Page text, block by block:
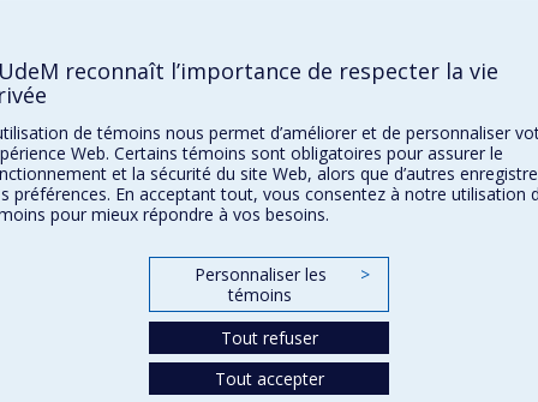
reconnaît l’importance de respecter la vie
de témoins nous permet d’améliorer et de personnaliser
Web. Certains témoins sont obligatoires pour assurer le
et la sécurité du site Web, alors que d’autres
préférences. En acceptant tout, vous consentez à notre utilisation
pour mieux répondre à vos besoins.
Personnaliser les
témoins
>
Tout refuser
Tout accepter